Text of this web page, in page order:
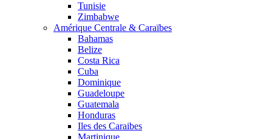
Tunisie
Zimbabwe
Amérique Centrale & Caraïbes
Bahamas
Belize
Costa Rica
Cuba
Dominique
Guadeloupe
Guatemala
Honduras
Iles des Caraibes
Martinique